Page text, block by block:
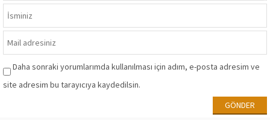
Daha sonraki yorumlarımda kullanılması için adım, e-posta adresim ve
site adresim bu tarayıcıya kaydedilsin.